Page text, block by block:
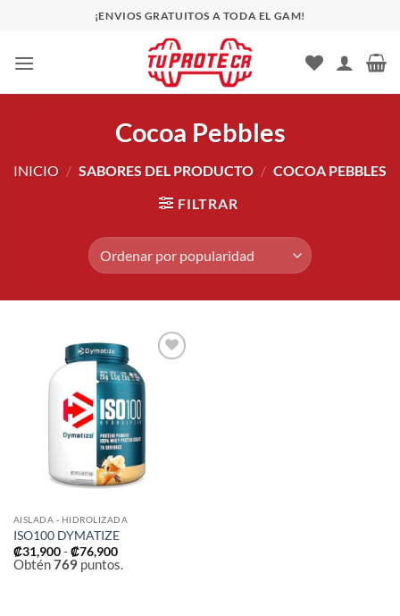
contenido
¡ENVIOS GRATUITOS A TODA EL GAM!
Cocoa Pebbles
INICIO / SABORES DEL PRODUCTO / COCOA PEBBLES
FILTRAR
AISLADA - HIDROLIZADA
ISO100 DYMATIZE
₡31,900 - ₡76,900Rango
de
precios:
Obtén769puntos.